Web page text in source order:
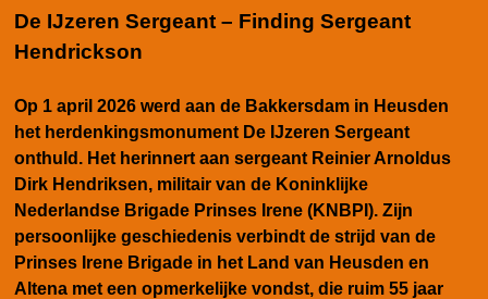
De IJzeren Sergeant – Finding Sergeant
Hendrickson
Op 1 april 2026 werd aan de Bakkersdam in Heusden
het herdenkingsmonument De IJzeren Sergeant
onthuld. Het herinnert aan sergeant Reinier Arnoldus
Dirk Hendriksen, militair van de Koninklijke
Nederlandse Brigade Prinses Irene (KNBPI). Zijn
persoonlijke geschiedenis verbindt de strijd van de
Prinses Irene Brigade in het Land van Heusden en
Altena met een opmerkelijke vondst, die ruim 55 jaar